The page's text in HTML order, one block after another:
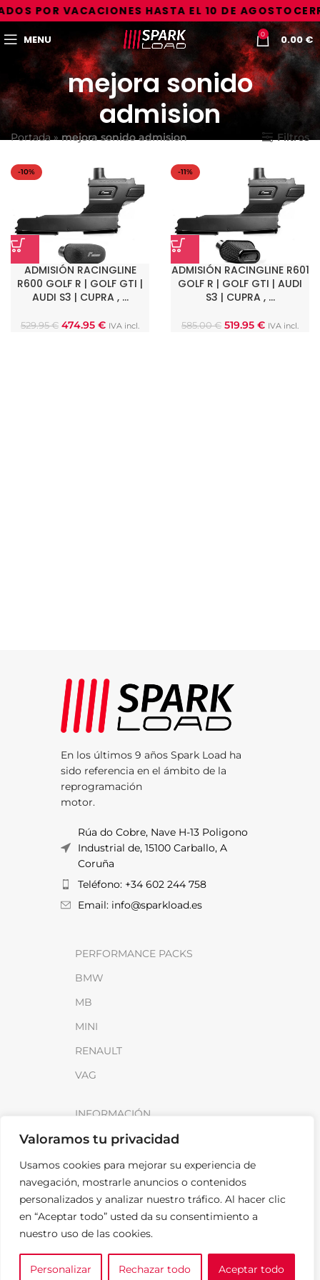
Valoramos tu privacidad
Usamos cookies para mejorar su experiencia de
navegación, mostrarle anuncios o contenidos
personalizados y analizar nuestro tráfico. Al hacer clic
en “Aceptar todo” usted da su consentimiento a
nuestro uso de las cookies.
Personalizar Rechazar todo Aceptar todo
POR VACACIONES HASTA EL 10 DE AGOSTO
MENU 0 0.00€
mejora sonido
admision
Portada»mejora sonido admision Filtros
-10%
ADMISIÓN RACINGLINE
R600 GOLF R | GOLF GTI |
AUDI S3 | CUPRA , …
529.95€ 474.95 € IVA incl.
-11%
ADMISIÓN RACINGLINE R601
GOLF R | GOLF GTI | AUDI
S3 | CUPRA , …
585.00€ 519.95 € IVA incl.
En los últimos 9 años Spark Load ha
sido referencia en el ámbito de la
reprogramación
motor.
Rúa do Cobre, Nave H-13 Poligono
Industrial de, 15100 Carballo, A
Coruña
Teléfono: +34 602 244 758
Email: info@sparkload.es
PERFORMANCE PACKS
BMW
MB
MINI
RENAULT
VAG
INFORMACIÓN
Sobre SparkLoad
Distribuidores
FAQ
Contacto
Noticias
LEGAL
0